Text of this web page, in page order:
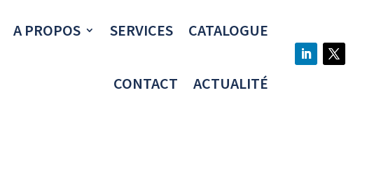
A PROPOS SERVICES CATALOGUE
CONTACT ACTUALITÉ